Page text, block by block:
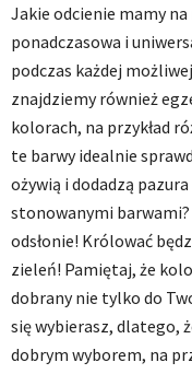
Jakie odcienie mamy na
ponadczasowa i
podczas każdej
znajdziemy również
kolorach, na przykład
te barwy idealnie
ożywią i dodadzą
stonowanymi
odsłonie! Królować
zieleń! Pamiętaj, że
dobrany nie tylko do
się wybierasz, dlatego,
dobrym wyborem, na